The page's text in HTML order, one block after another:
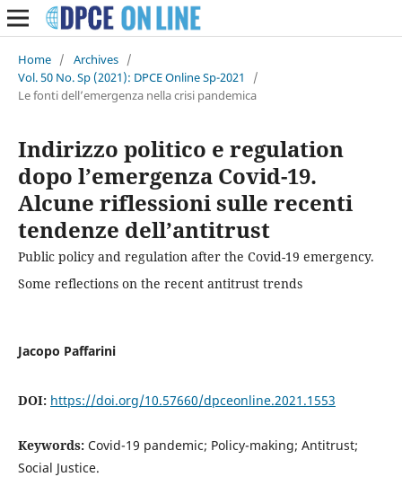
Home / Archives /
Vol. 50 No. Sp (2021): DPCE Online Sp-2021
/
Le fonti dell’emergenza nella crisi pandemica
Indirizzo politico e regulation
dopo l’emergenza Covid-19.
Alcune riflessioni sulle recenti
tendenze dell’antitrust
Public policy and regulation after the Covid-19 emergency.
Some reflections on the recent antitrust trends
Jacopo Paffarini
DOI: https://doi.org/10.57660/dpceonline.2021.1553
Keywords: Covid-19 pandemic; Policy-making; Antitrust;
Social Justice.